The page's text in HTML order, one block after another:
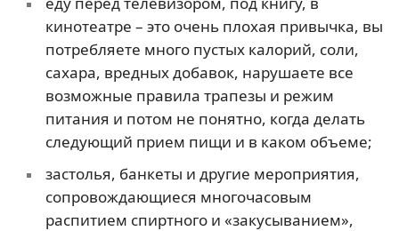
кинотеатре – это очень плохая привычка, вы
потребляете много пустых калорий, соли,
сахара, вредных добавок, нарушаете все
возможные правила трапезы и режим
питания и потом не понятно, когда делать
следующий прием пищи и в каком объеме;
застолья, банкеты и другие мероприятия,
сопровождающиеся многочасовым
распитием спиртного и «закусыванием»,